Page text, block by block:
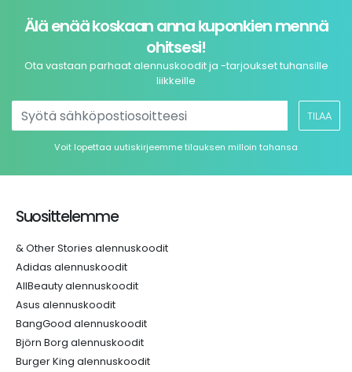
Älä enää koskaan anna kuponkien mennä
ohitsesi!
Ota vastaan parhaat alennuskoodit ja -tarjoukset tuhansille
liikkeille
TILAA
Voit lopettaa uutiskirjeemme tilauksen milloin tahansa
Suosittelemme
& Other Stories alennuskoodit
Adidas alennuskoodit
AllBeauty alennuskoodit
Asus alennuskoodit
BangGood alennuskoodit
Björn Borg alennuskoodit
Burger King alennuskoodit